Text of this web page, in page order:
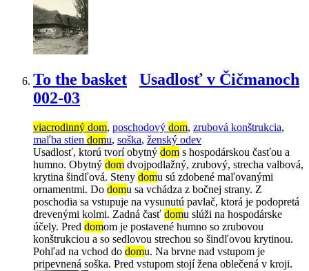
To the basket
Usadlosť v Čičmanoch
002-03
viacrodinný dom, poschodový dom, zrubová konštrukcia,
maľba stien domu, soška, ženský odev
Usadlosť, ktorú tvorí obytný dom s hospodárskou časťou a
humno. Obytný dom dvojpodlažný, zrubový, strecha valbová,
krytina šindľová. Steny domu sú zdobené maľovanými
ornamentmi. Do domu sa vchádza z bočnej strany. Z
poschodia sa vstupuje na vysunutú pavlač, ktorá je podopretá
drevenými kolmi. Zadná časť domu slúži na hospodárske
účely. Pred domom je postavené humno so zrubovou
konštrukciou a so sedlovou strechou so šindľovou krytinou.
Pohľad na vchod do domu. Na brvne nad vstupom je
pripevnená soška. Pred vstupom stojí žena oblečená v kroji.